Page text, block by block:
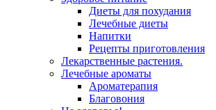
Диеты для похудания
Лечебные диеты
Напитки
Рецепты приготовления
Лекарственные растения.
Лечебные ароматы
Ароматерапия
Благовония